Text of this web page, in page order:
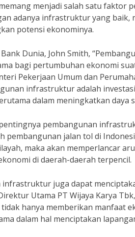
menjadi salah satu faktor
adanya infrastruktur yang baik,
potensi ekonominya.
Dunia, John Smith,
bagi pertumbuhan ekonomi
Pekerjaan Umum dan
infrastruktur adalah
dalam meningkatkan daya
pembangunan
pembangunan jalan tol di
maka akan memperlancar
di daerah-daerah terpencil.
juga dapat
Utama PT Wijaya Karya
hanya memberikan manfaat
dalam hal menciptakan